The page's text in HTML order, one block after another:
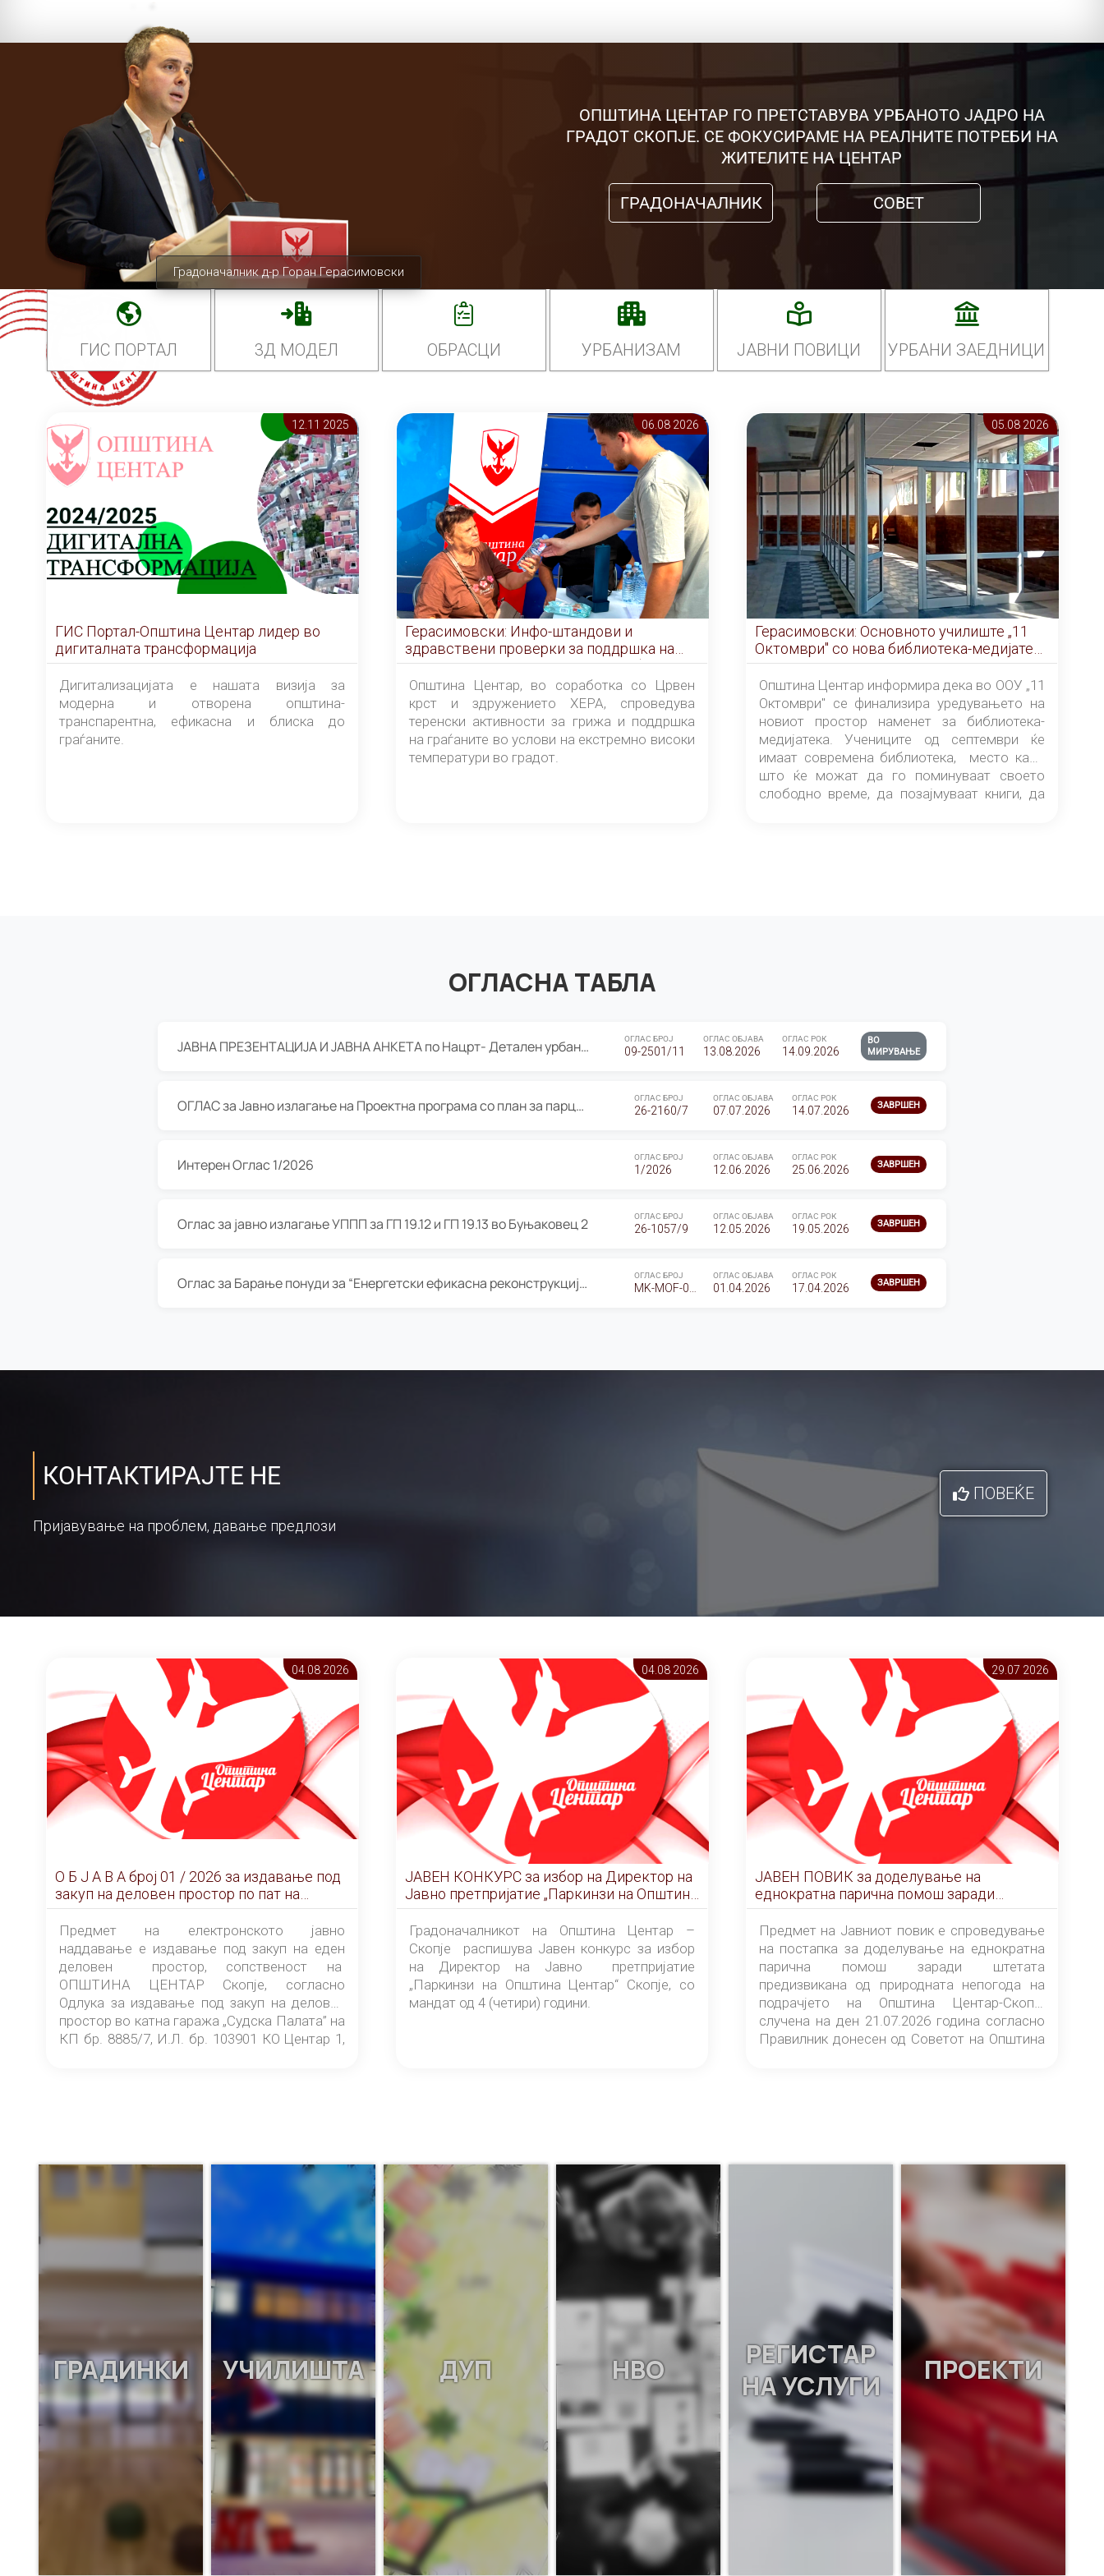
Градоначалник д-р Горан Герасимовски
ОПШТИНА ЦЕНТАР ГО ПРЕТСТАВУВА УРБАНОТО ЈАДРО НА
ГРАДОТ СКОПЈЕ. СЕ ФОКУСИРАМЕ НА РЕАЛНИТЕ ПОТРЕБИ НА
ЖИТЕЛИТЕ НА ЦЕНТАР
ГРАДОНАЧАЛНИК СОВЕТ
ГИС ПОРТАЛ 3Д МОДЕЛ ОБРАСЦИ УРБАНИЗАМ ЈАВНИ ПОВИЦИ УРБАНИ ЗАЕДНИЦИ
12.11 2025
ГИС Портал-Општина Центар лидер во
дигиталната трансформација
Дигитализацијата е нашата визија за
модерна и отворена општина-
транспарентна, ефикасна и блиска до
граѓаните.
06.08 2026
Герасимовски: Инфо-штандови и
здравствени проверки за поддршка на
граѓаните во услови на топлотен бран
Општина Центар, во соработка со Црвен
крст и здружението ХЕРА, спроведува
теренски активности за грижа и поддршка
на граѓаните во услови на екстремно високи
температури во градот.
05.08 2026
Герасимовски: Основното училиште „11
Октомври" со нова библиотека-медијатека
од септември
Општина Центар информира дека во ООУ „11
Октомври" се финализира уредувањето на
новиот простор наменет за библиотека-
медијатека. Учениците од септември ќе
имаат современа библиотека, место каде
што ќе можат да го поминуваат своето
слободно време, да позајмуваат книги, да
ОГЛАСНА ТАБЛА
ЈАВНА ПРЕЗЕНТАЦИЈА И ЈАВНА АНКЕТА по Нацрт- Детален урбанистички план Градска четврт Ј 05- Барутана, Општина Центар- Скопје, плански период 2025-2030 ОГЛАС БРОЈ
09-2501/11
ОГЛАС ОБЈАВА
13.08.2026
ОГЛАС РОК
14.09.2026
ВО
МИРУВАЊЕ
ОГЛАС за Јавно излагање на Проектна програма со план за парцелација за Урбанистички проект со план за парцелација за спојување на ГП 20.12 и ГП 20.37 од Изменување и дополнување на Детален урбанистички план Буњаковец 2, Општина Центар – Скопје ОГЛАС БРОЈ
26-2160/7
ОГЛАС ОБЈАВА
07.07.2026
ОГЛАС РОК
14.07.2026 ЗАВРШЕН
Интерен Оглас 1/2026 ОГЛАС БРОЈ
1/2026
ОГЛАС ОБЈАВА
12.06.2026
ОГЛАС РОК
25.06.2026 ЗАВРШЕН
Оглас за јавно излагање УППП за ГП 19.12 и ГП 19.13 во Буњаковец 2 ОГЛАС БРОЈ
26-1057/9
ОГЛАС ОБЈАВА
12.05.2026
ОГЛАС РОК
19.05.2026 ЗАВРШЕН
Оглас за Барање понуди за “Енергетски ефикасна реконструкција на објектот ООУ „Св. Кирил и Методиј" ОГЛАС БРОЈ ОГЛАС ОБЈАВА
01.04.2026
ОГЛАС РОК
17.04.2026 ЗАВРШЕН
КОНТАКТИРАЈТЕ НЕ
Пријавување на проблем, давање предлози
ПОВЕЌЕ
04.08 2026
О Б Ј А В А брoj 01 / 2026 за издавање под
закуп на деловен простор по пат на
ЕЛЕКТРОНСКО ЈАВНО НАДДАВАЊЕ
Предмет на електронското јавно
наддавање е издавање под закуп на еден
деловен простор, сопственост на
ОПШТИНА ЦЕНТАР Скопје, согласно
Одлука за издавање под закуп на деловен
простор во катна гаража „Судска Палата” на
КП бр. 8885/7, И.Л. бр. 103901 КО Центар 1,
понудувач.
04.08 2026
ЈАВЕН КОНКУРС за избор на Директор на
Јавно претпријатие „Паркинзи на Општина
Центар“ – Скопје
Градоначалникот на Општина Центар –
Скопје распишува Јавен конкурс за избор
на Директор на Јавно претпријатие
„Паркинзи на Општина Центар“ Скопје, со
мандат од 4 (четири) години.
29.07 2026
ЈАВЕН ПОВИК за доделување на
еднократна парична помош заради
штетата предизвикана од природната
непогода на подрачјето на Општина
Центар-Скопје случена на ден 21.07.2026
година
Предмет на Јавниот повик е спроведување
на постапка за доделување на еднократна
парична помош заради штетата
предизвикана од природната непогода на
подрачјето на Општина Центар-Скопје
случена на ден 21.07.2026 година согласно
Правилник донесен од Советот на Општина
ГРАДИНКИ УЧИЛИШТА ДУП НВО
РЕГИСТАР
НА УСЛУГИ
ПРОЕКТИ